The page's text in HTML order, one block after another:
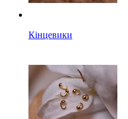
Кінцевики